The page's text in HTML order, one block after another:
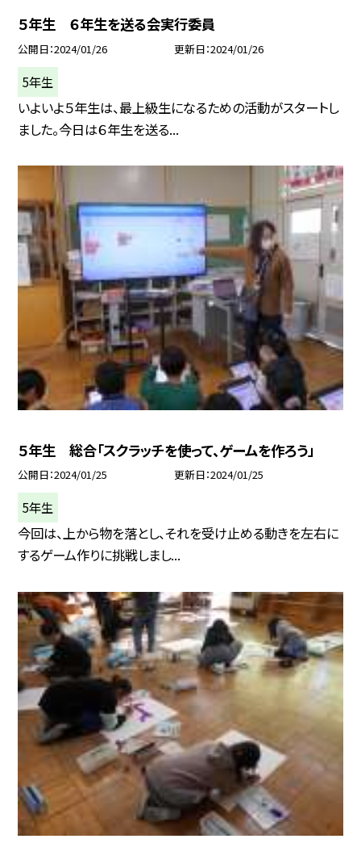
５年生 ６年生を送る会実行委員
公開日 2024/01/26 更新日 2024/01/26
5年生
いよいよ５年生は、最上級生になるための活動がスタートし
ました。今日は６年生を送る...
５年生 総合「スクラッチを使って、ゲームを作ろう」
公開日 2024/01/25 更新日 2024/01/25
5年生
今回は、上から物を落とし、それを受け止める動きを左右に
するゲーム作りに挑戦しまし...